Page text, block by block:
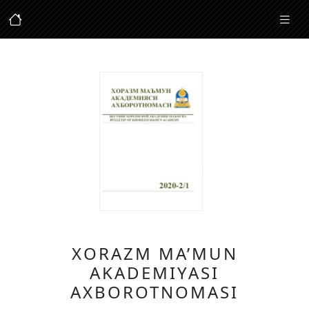
XORAZM MA’MUN
AKADEMIYASI
AXBOROTNOMASI